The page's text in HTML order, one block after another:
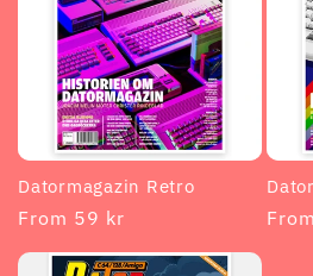
Datormagazin Retro
Regular
price
From 59 kr